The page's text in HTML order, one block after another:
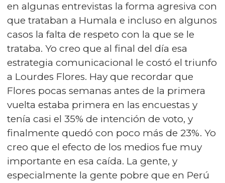
en algunas entrevistas la forma agresiva con
que trataban a Humala e incluso en algunos
casos la falta de respeto con la que se le
trataba. Yo creo que al final del día esa
estrategia comunicacional le costó el triunfo
a Lourdes Flores. Hay que recordar que
Flores pocas semanas antes de la primera
vuelta estaba primera en las encuestas y
tenía casi el 35% de intención de voto, y
finalmente quedó con poco más de 23%. Yo
creo que el efecto de los medios fue muy
importante en esa caída. La gente, y
especialmente la gente pobre que en Perú